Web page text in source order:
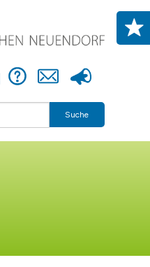
Hilfe Kontakt Presse
Suche